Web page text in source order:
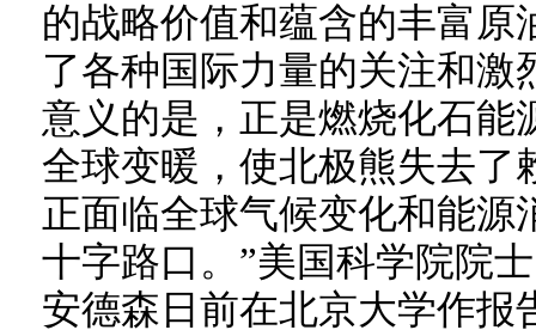
的战略价值和蕴含的丰富原
了各种国际力量的关注和激
意义的是，正是燃烧化石能
全球变暖，使北极熊失去了
正面临全球气候变化和能源
十字路口。”美国科学院院
安德森日前在北京大学作报